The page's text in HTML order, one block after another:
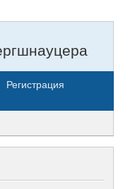
Регистрация